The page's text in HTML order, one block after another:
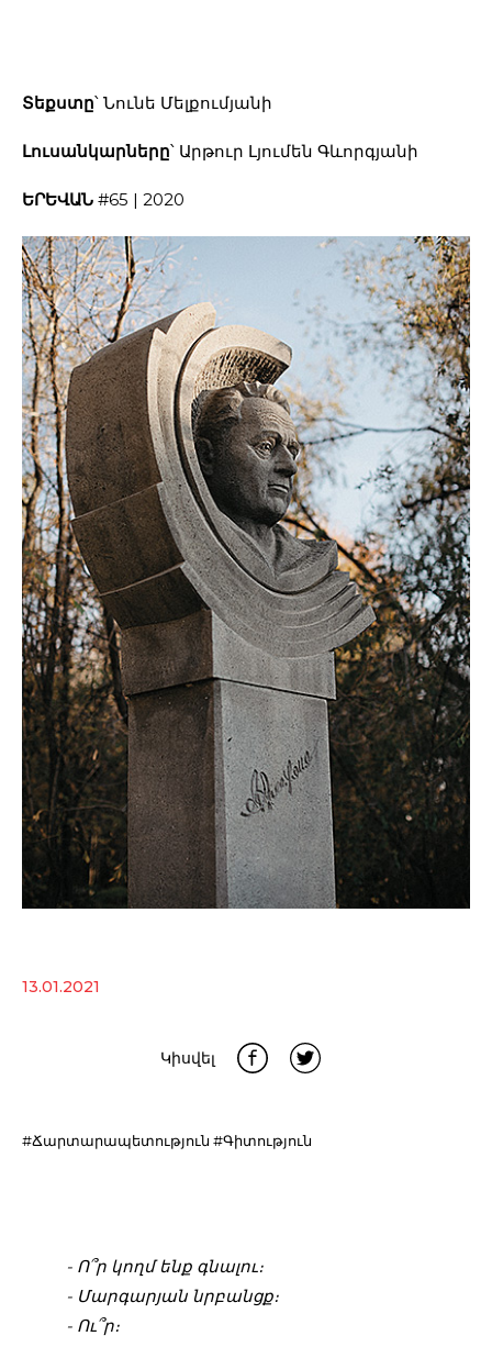
Տեքստը՝ Նունե Մելքումյանի
Լուսանկարները՝ Արթուր Լյումեն Գևորգյանի
ԵՐԵՎԱՆ #65 | 2020
13.01.2021
Կիսվել
#Ճարտարապետություն #Գիտություն
- Ո՞ր կողմ ենք գնալու։
- Մարգարյան նրբանցք։
- Ու՞ր։